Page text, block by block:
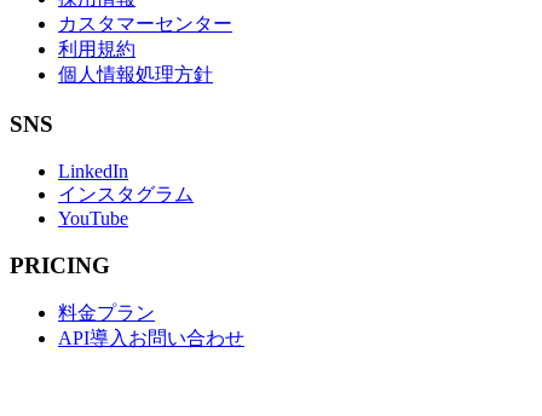
カスタマーセンター
利用規約
個人情報処理方針
SNS
LinkedIn
インスタグラム
YouTube
PRICING
料金プラン
API導入お問い合わせ